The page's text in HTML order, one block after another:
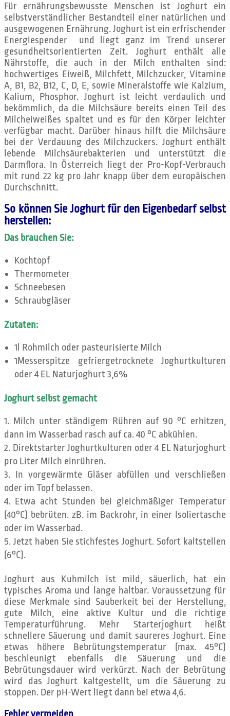
Für ernährungsbewusste Menschen ist Joghurt ein
selbstverständlicher Bestandteil einer natürlichen und
ausgewogenen Ernährung. Joghurt ist ein erfrischender
Energiespender und liegt ganz im Trend unserer
gesundheitsorientierten Zeit. Joghurt enthält alle
Nährstoffe, die auch in der Milch enthalten sind:
hochwertiges Eiweiß, Milchfett, Milchzucker, Vitamine
A, B1, B2, B12, C, D, E, sowie Mineralstoffe wie Kalzium,
Kalium, Phosphor. Joghurt ist leicht verdaulich und
bekömmlich, da die Milchsäure bereits einen Teil des
Milcheiweißes spaltet und es für den Körper leichter
verfügbar macht. Darüber hinaus hilft die Milchsäure
bei der Verdauung des Milchzuckers. Joghurt enthält
lebende Milchsäurebakterien und unterstützt die
Darmflora. In Österreich liegt der Pro-Kopf-Verbrauch
mit rund 22 kg pro Jahr knapp über dem europäischen
Durchschnitt.
So können Sie Joghurt für den Eigenbedarf selbst
herstellen:
Das brauchen Sie:
Kochtopf
Thermometer
Schneebesen
Schraubgläser
Zutaten:
1l Rohmilch oder pasteurisierte Milch
1Messerspitze gefriergetrocknete Joghurtkulturen
oder 4 EL Naturjoghurt 3,6%
Joghurt selbst gemacht
Milch unter ständigem Rühren auf 90 °C erhitzen,
dann im Wasserbad rasch auf ca. 40 °C abkühlen.
Direktstarter Joghurtkulturen oder 4 EL Naturjoghurt
pro Liter Milch einrühren.
In vorgewärmte Gläser abfüllen und verschließen
oder im Topf belassen.
Etwa acht Stunden bei gleichmäßiger Temperatur
(40°C) bebrüten. zB. im Backrohr, in einer Isoliertasche
oder im Wasserbad.
Jetzt haben Sie stichfestes Joghurt. Sofort kaltstellen
(6°C).
Joghurt aus Kuhmilch ist mild, säuerlich, hat ein
typisches Aroma und lange haltbar. Voraussetzung für
diese Merkmale sind Sauberkeit bei der Herstellung,
gute Milch, eine aktive Kultur und die richtige
Temperaturführung. Mehr Starterjoghurt heißt
schnellere Säuerung und damit saureres Joghurt. Eine
etwas höhere Bebrütungstemperatur (max. 45°C)
beschleunigt ebenfalls die Säuerung und die
Bebrütungsdauer wird verkürzt. Nach der Bebrütung
wird das Joghurt kaltgestellt, um die Säuerung zu
stoppen. Der pH-Wert liegt dann bei etwa 4,6.